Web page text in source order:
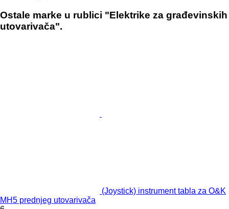
Ostale marke u rublici "Elektrike za građevinskih
utovarivača".
(Joystick) instrument tabla za O&K
MH5 prednjeg utovarivača